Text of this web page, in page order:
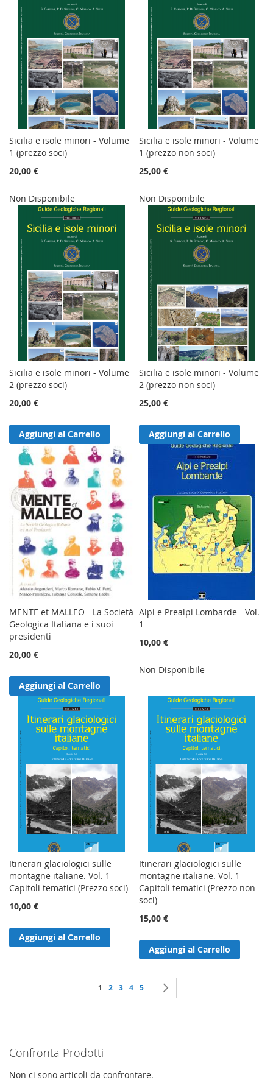
Sicilia e isole minori - Volume
1 (prezzo soci)
20,00 €
Non Disponibile
Sicilia e isole minori - Volume
1 (prezzo non soci)
25,00 €
Non Disponibile
Sicilia e isole minori - Volume
2 (prezzo soci)
20,00 €
Aggiungi al Carrello
Sicilia e isole minori - Volume
2 (prezzo non soci)
25,00 €
Aggiungi al Carrello
MENTE et MALLEO - La Società
Geologica Italiana e i suoi
presidenti
20,00 €
Aggiungi al Carrello
Alpi e Prealpi Lombarde - Vol.
1
10,00 €
Non Disponibile
Itinerari glaciologici sulle
montagne italiane. Vol. 1 -
Capitoli tematici (Prezzo soci)
10,00 €
Aggiungi al Carrello
Itinerari glaciologici sulle
montagne italiane. Vol. 1 -
Capitoli tematici (Prezzo non
soci)
15,00 €
Aggiungi al Carrello
Pagina
Attualmente stai leggendo la pagina
1 Pagina
2 Pagina
3 Pagina
4 Pagina
5
Confronta Prodotti
Non ci sono articoli da confrontare.